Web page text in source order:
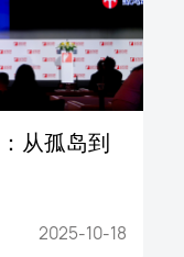
从孤岛到
2025-10-18